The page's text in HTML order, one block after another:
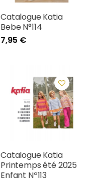
Catalogue Katia
Bebe N°114
7,95 €
Catalogue Katia
Printemps été 2025
Enfant Nº113